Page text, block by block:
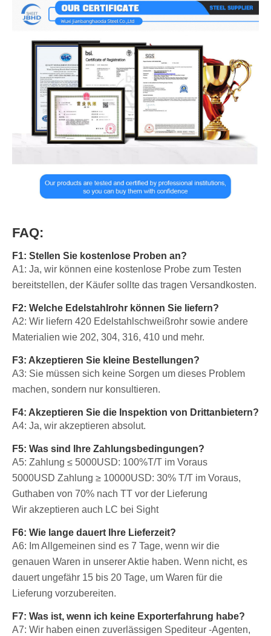
FAQ:
F1: Stellen Sie kostenlose Proben an?
A1: Ja, wir können eine kostenlose Probe zum Testen
bereitstellen, der Käufer sollte das tragen Versandkosten.
F2: Welche Edelstahlrohr können Sie liefern?
A2: Wir liefern 420 Edelstahlschweißrohr sowie andere
Materialien wie 202, 304, 316, 410 und mehr.
F3: Akzeptieren Sie kleine Bestellungen?
A3: Sie müssen sich keine Sorgen um dieses Problem
machen, sondern nur konsultieren.
F4: Akzeptieren Sie die Inspektion von Drittanbietern?
A4: Ja, wir akzeptieren absolut.
F5: Was sind Ihre Zahlungsbedingungen?
A5: Zahlung ≤ 5000USD: 100%T/T im Voraus
5000USD Zahlung ≥ 10000USD: 30% T/T im Voraus,
Guthaben von 70% nach TT vor der Lieferung
Wir akzeptieren auch LC bei Sight
F6: Wie lange dauert Ihre Lieferzeit?
A6: Im Allgemeinen sind es 7 Tage, wenn wir die
genauen Waren in unserer Aktie haben. Wenn nicht, es
dauert ungefähr 15 bis 20 Tage, um Waren für die
Lieferung vorzubereiten.
F7: Was ist, wenn ich keine Exporterfahrung habe?
A7: Wir haben einen zuverlässigen Spediteur -Agenten,